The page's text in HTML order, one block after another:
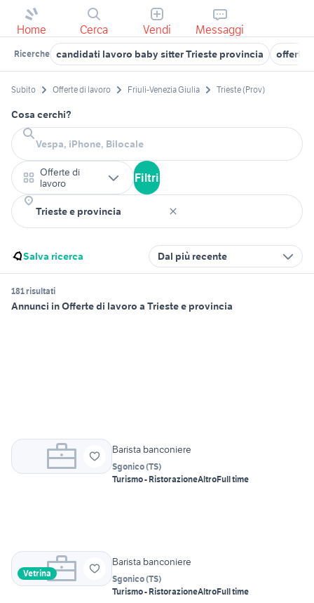
Home Cerca Vendi Messaggi
Ricerche candidati lavoro baby sitter Trieste provincia offerte
Subito Offerte di lavoro Friuli-Venezia Giulia Trieste (Prov)
Cosa cerchi?
Offerte di
lavoro
Filtri
Salva ricerca Dal più recente
181 risultati
Annunci in Offerte di lavoro a Trieste e provincia
Barista banconiere
Sgonico(TS)
Turismo - RistorazioneAltroFull time
Vetrina
Barista banconiere
Sgonico(TS)
Turismo - RistorazioneAltroFull time